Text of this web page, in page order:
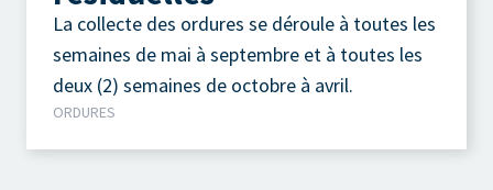
La collecte des ordures se déroule à toutes les
semaines de mai à septembre et à toutes les
deux (2) semaines de octobre à avril.
ORDURES